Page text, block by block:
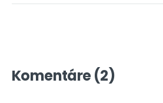
Komentáre (2)